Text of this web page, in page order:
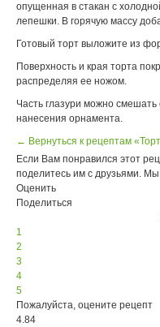
опущенная в стакан с
лепешки. В горячую массу
Готовый торт выложите из
Поверхность и края торта
распределяя ее ножом.
Часть глазури можно
нанесения орнамента.
← Вернуться к рецептам
Если Вам понравился этот
поделитесь им с друзьями.
Оценить
Поделиться
1
2
3
4
5
Пожалуйста, оцените рецепт
4.84